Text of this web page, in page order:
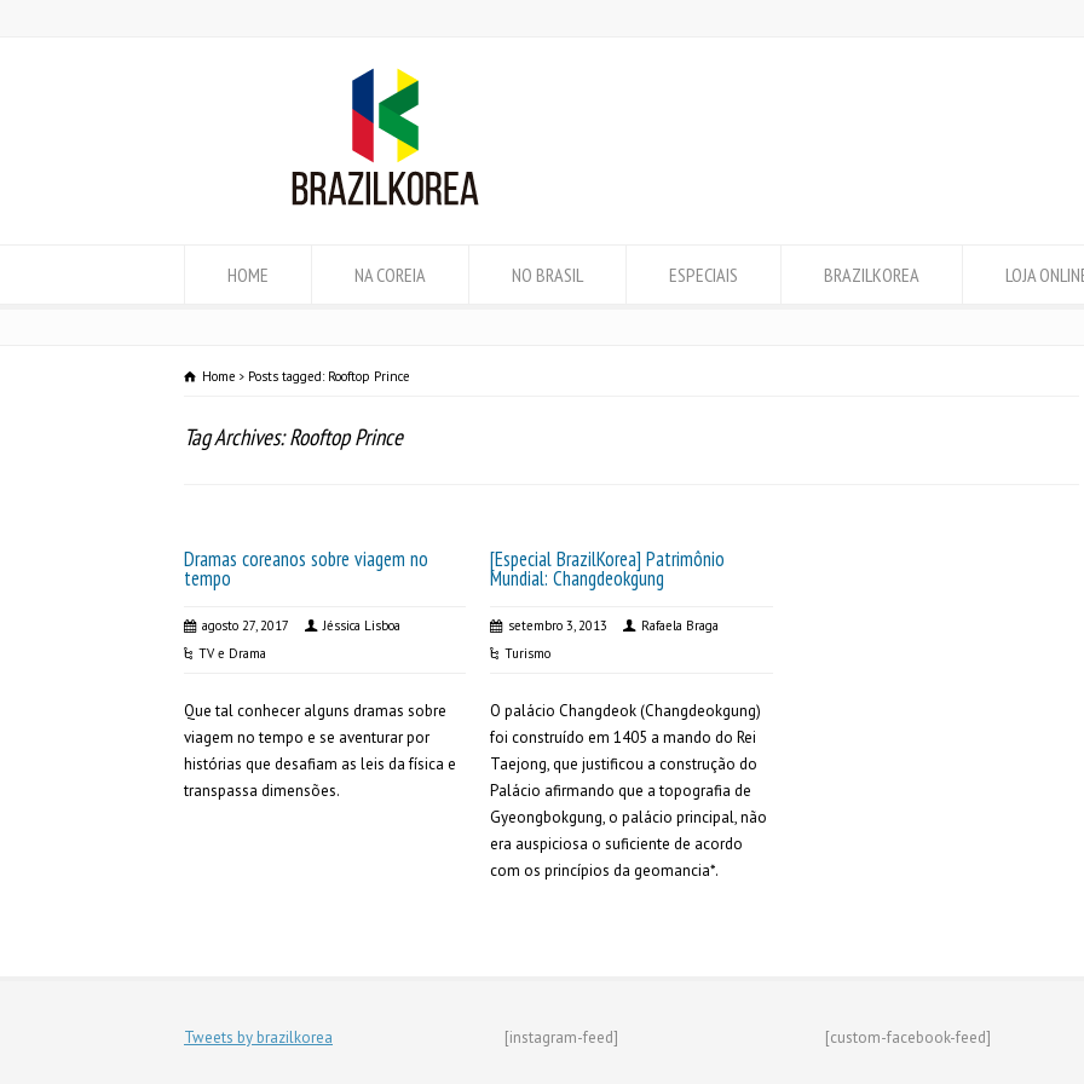
HOME NA COREIA NO BRASIL ESPECIAIS BRAZILKOREA LOJA
Home Posts tagged: Rooftop Prince
Tag Archives: Rooftop Prince
Dramas coreanos sobre viagem no
tempo
agosto 27, 2017
Jéssica Lisboa
TV e Drama
Que tal conhecer alguns dramas sobre
viagem no tempo e se aventurar por
histórias que desafiam as leis da física e
transpassa dimensões.
[Especial BrazilKorea] Patrimônio
Mundial: Changdeokgung
setembro 3, 2013
Rafaela Braga
Turismo
O palácio Changdeok (Changdeokgung)
foi construído em 1405 a mando do Rei
Taejong, que justificou a construção do
Palácio afirmando que a topografia de
Gyeongbokgung, o palácio principal, não
era auspiciosa o suficiente de acordo
com os princípios da geomancia*.
Tweets by brazilkorea [instagram-feed] [custom-facebook-feed]